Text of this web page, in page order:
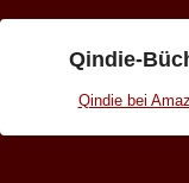
Qindie-
Qindie bei